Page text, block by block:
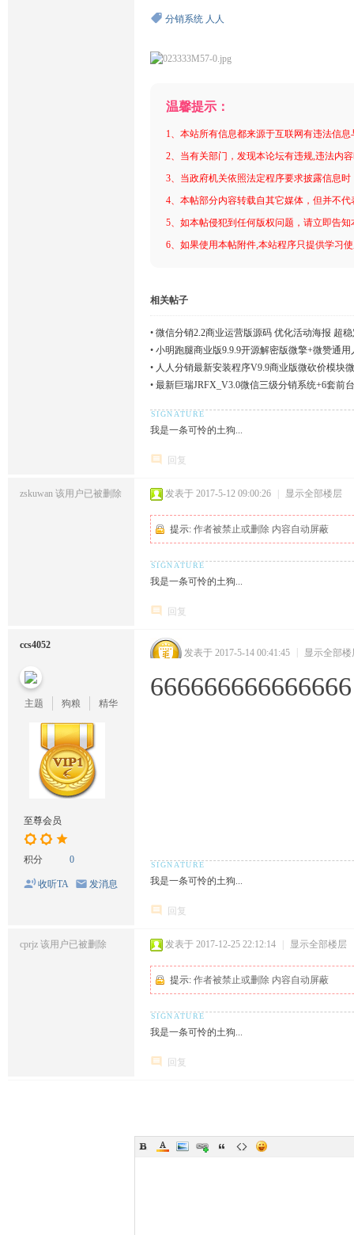
分销系统 人人
温馨提示：
1、本站所有信息都来源于互联网有违法信
2、当有关部门，发现本论坛有违规,违法内
3、当政府机关依照法定程序要求披露信息
4、本帖部分内容转载自其它媒体，但并不
5、如本帖侵犯到任何版权问题，请立即告
6、如果使用本帖附件,本站程序只提供学习
相关帖子
• 微信分销2.2商业运营版源码 优化活动海报 超
• 小明跑腿商业版9.9.9开源解密版微擎+微赞通
• 人人分销最新安装程序V9.9商业版微砍价模块
• 最新巨瑞JRFX_V3.0微信三级分销系统+6套前
我是一条可怜的土狗...
回复
zskuwan 该用户已被删除 发表于 2017-5-12 09:00:26 | 显示全部楼层
提示: 作者被禁止或删除 内容自动屏蔽
我是一条可怜的土狗...
回复
ccs4052
主题 狗粮 精华
至尊会员
积分 0
收听TA 发消息
发表于 2017-5-14 00:41:45 显示全部楼
666666666666666
我是一条可怜的土狗...
回复
cprjz 该用户已被删除 发表于 2017-12-25 22:12:14 | 显示全部楼层
提示: 作者被禁止或删除 内容自动屏蔽
我是一条可怜的土狗...
回复